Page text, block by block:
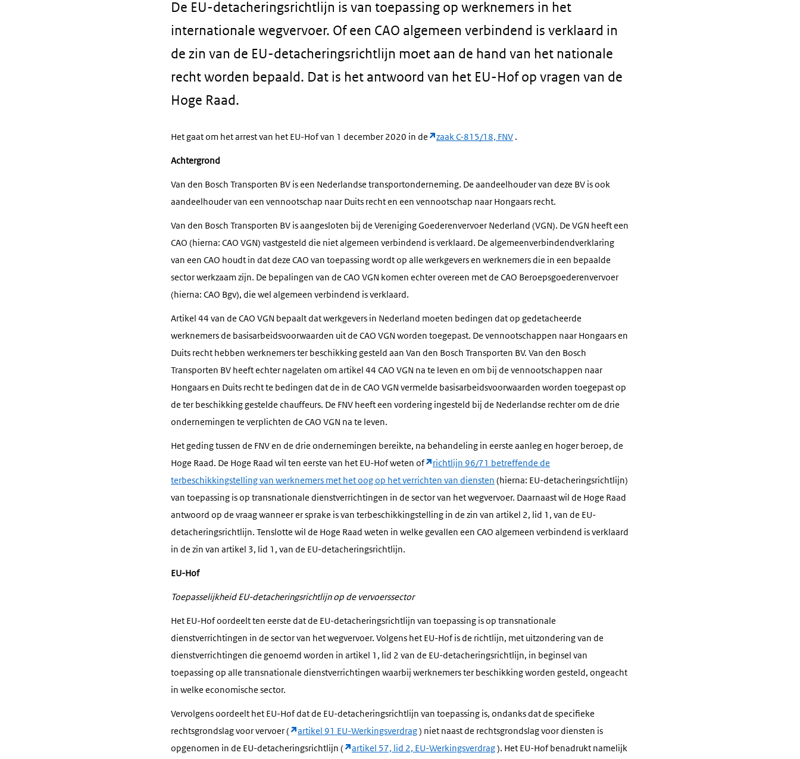
De EU-detacheringsrichtlijn is van toepassing op werknemers in het
internationale wegvervoer. Of een CAO algemeen verbindend is verklaard in
de zin van de EU-detacheringsrichtlijn moet aan de hand van het nationale
recht worden bepaald. Dat is het antwoord van het EU-Hof op vragen van de
Hoge Raad.
Het gaat om het arrest van het EU-Hof van 1 december 2020 in de zaak C-815/18, FNV .
Achtergrond
Van den Bosch Transporten BV is een Nederlandse transportonderneming. De aandeelhouder van deze BV is ook
aandeelhouder van een vennootschap naar Duits recht en een vennootschap naar Hongaars recht.
Van den Bosch Transporten BV is aangesloten bij de Vereniging Goederenvervoer Nederland (VGN). De VGN heeft een
CAO (hierna: CAO VGN) vastgesteld die niet algemeen verbindend is verklaard. De algemeenverbindendverklaring
van een CAO houdt in dat deze CAO van toepassing wordt op alle werkgevers en werknemers die in een bepaalde
sector werkzaam zijn. De bepalingen van de CAO VGN komen echter overeen met de CAO Beroepsgoederenvervoer
(hierna: CAO Bgv), die wel algemeen verbindend is verklaard.
Artikel 44 van de CAO VGN bepaalt dat werkgevers in Nederland moeten bedingen dat op gedetacheerde
werknemers de basisarbeidsvoorwaarden uit de CAO VGN worden toegepast. De vennootschappen naar Hongaars en
Duits recht hebben werknemers ter beschikking gesteld aan Van den Bosch Transporten BV. Van den Bosch
Transporten BV heeft echter nagelaten om artikel 44 CAO VGN na te leven en om bij de vennootschappen naar
Hongaars en Duits recht te bedingen dat de in de CAO VGN vermelde basisarbeidsvoorwaarden worden toegepast op
de ter beschikking gestelde chauffeurs. De FNV heeft een vordering ingesteld bij de Nederlandse rechter om de drie
ondernemingen te verplichten de CAO VGN na te leven.
Het geding tussen de FNV en de drie ondernemingen bereikte, na behandeling in eerste aanleg en hoger beroep, de
Hoge Raad. De Hoge Raad wil ten eerste van het EU-Hof weten of
richtlijn 96/71 betreffende de
terbeschikkingstelling van werknemers met het oog op het verrichten van diensten (hierna: EU-detacheringsrichtlijn)
van toepassing is op transnationale dienstverrichtingen in de sector van het wegvervoer. Daarnaast wil de Hoge Raad
antwoord op de vraag wanneer er sprake is van terbeschikkingstelling in de zin van artikel 2, lid 1, van de EU-
detacheringsrichtlijn. Tenslotte wil de Hoge Raad weten in welke gevallen een CAO algemeen verbindend is verklaard
in de zin van artikel 3, lid 1, van de EU-detacheringsrichtlijn.
EU-Hof
Toepasselijkheid EU-detacheringsrichtlijn op de vervoerssector
Het EU-Hof oordeelt ten eerste dat de EU-detacheringsrichtlijn van toepassing is op transnationale
dienstverrichtingen in de sector van het wegvervoer. Volgens het EU-Hof is de richtlijn, met uitzondering van de
dienstverrichtingen die genoemd worden in artikel 1, lid 2 van de EU-detacheringsrichtlijn, in beginsel van
toepassing op alle transnationale dienstverrichtingen waarbij werknemers ter beschikking worden gesteld, ongeacht
in welke economische sector.
Vervolgens oordeelt het EU-Hof dat de EU-detacheringsrichtlijn van toepassing is, ondanks dat de specifieke
rechtsgrondslag voor vervoer (
artikel 91 EU-Werkingsverdrag) niet naast de rechtsgrondslag voor diensten is
opgenomen in de EU-detacheringsrichtlijn (
artikel 57, lid 2, EU-Werkingsverdrag). Het EU-Hof benadrukt namelijk